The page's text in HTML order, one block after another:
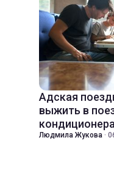
Адская
выжить в
Людмила Жукова ·